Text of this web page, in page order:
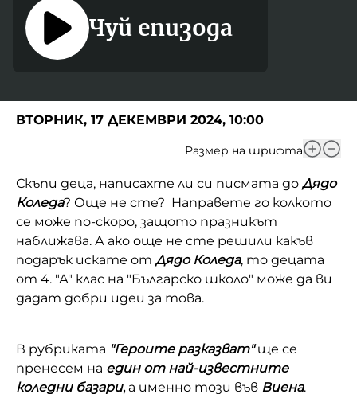
От соул до рокендрол
Междучасие
Къщата
Непознатите думи
Като Айнщайн
Домашен любимец
Питаме Ви
БНР
БНР Новини
Архивен фонд на БНР
Чуй епизода
ВТОРНИК, 17 ДЕКЕМВРИ 2024, 10:00
Размер на шрифта
Скъпи деца, написахте ли си писмата до Дядо
Коледа? Още не сте? Направете го колкото
се може по-скоро, защото празникът
наближава. А ако още не сте решили какъв
подарък искате от Дядо Коледа, то децата
от 4. "А" клас на "Българско школо" може да ви
дадат добри идеи за това.
В рубриката "Героите разказват"ще се
пренесем на един от най-известните
коледни базари,а именно този във Виена.